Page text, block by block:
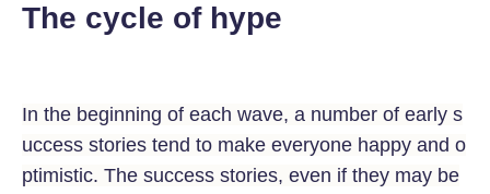
The cycle of hype
In the beginning of each wave, a number of early s
uccess stories tend to make everyone happy and o
ptimistic. The success stories, even if they may be